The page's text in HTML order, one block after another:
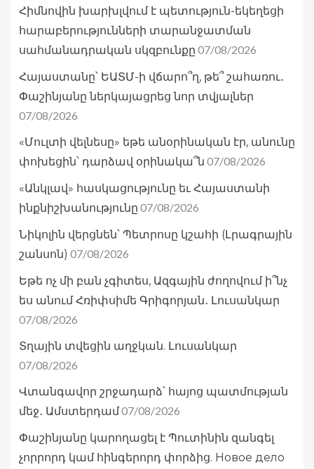
Հիմնովին խարխլվում է պետություն-եկեղեցի
հարաբերությունների տարանջատման
սահմանադրական սկզբունքը 07/08/2026
Հայաստանը՝ ԵԱՏՄ-ի վճարո՞ղ, թե՞ շահառու․
Փաշինյանը ներկայացրեց նոր տվյալներ
07/08/2026
«Մուլտի վելնեսը» եթե անօրինական էր, անունը
փոխեցին՝ դարձավ օրինակա՞ն 07/08/2026
«Անկլավ» հասկացությունը եւ Հայաստանի
ինքնիշխանությունը 07/08/2026
Նիկոլին վերցնեն՝ Պետրոսը կշահի (Լրագրային
շանսոն) 07/08/2026
Եթե ոչ մի բան չգիտես, Ազգային ժողովում ի՞նչ
ես անում Հռիփսիմե Գրիգորյան․ Լուսանկար
07/08/2026
Տղային տվեցին աղջկան. Լուսանկար
07/08/2026
Վտանգավոր շրջադարձ՝ հայոց պատմության
մեջ․ Ամստերդամ07/08/2026
Փաշինյանը կարողացել է Պուտինին զանգել
չորրորդ կամ հինգերորդ փորձից. Новое дело